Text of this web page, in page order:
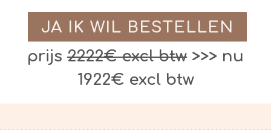
JA IK WIL BESTELLEN
prijs 2222€ excl btw >>> nu
1922€ excl btw